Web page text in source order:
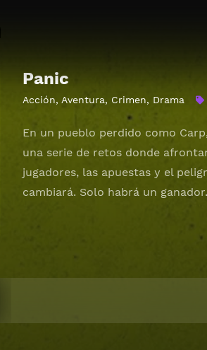
Panic
Acción, Aventura, Crimen, Drama
En un pueblo perdido como
una serie de retos donde
jugadores, las apuestas y el
cambiará. Solo habrá un